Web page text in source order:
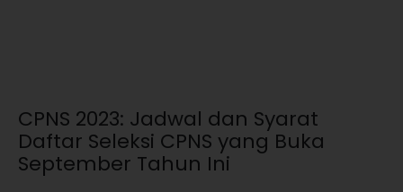
CPNS 2023: Jadwal dan Syarat
Daftar Seleksi CPNS yang Buka
September Tahun Ini